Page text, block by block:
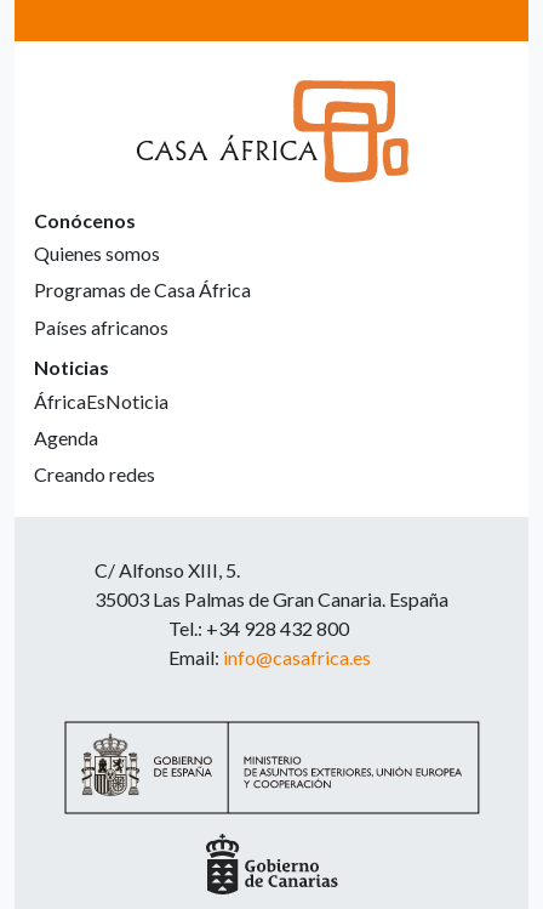
Conócenos
Quienes somos
Programas de Casa África
Países africanos
Noticias
ÁfricaEsNoticia
Agenda
Creando redes
C/ Alfonso XIII, 5.
35003 Las Palmas de Gran Canaria. España
Tel.: +34 928 432 800
Email: info@casafrica.es